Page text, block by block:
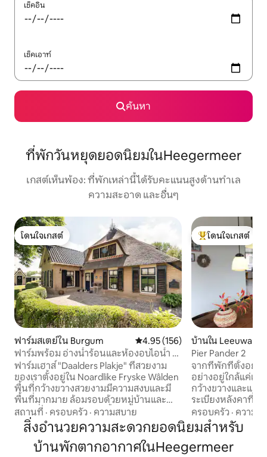
เช็คอิน
เช็คเอาท์
ค้นหา
ที่พักวันหยุดยอดนิยมในHeegermeer
เกสต์เห็นพ้อง: ที่พักเหล่านี้ได้รับคะแนนสูงด้านทำเล
ความสะอาด และอื่นๆ
โดนใจเกสต์
โดนใจเกสต์
ฟาร์มสเตย์ใน Burgum คะแนนเฉลี่ย 4.95 จาก 5, 156 รีวิว
4.95 (156)
ฟาร์มพร้อม อ่างน้ำร้อนและห้องอบไอน้ำ มี
ห้องส่วนตัวสำหรับผู้ชายให้เลือก
ฟาร์มเฮาส์ "Daalders Plakje" ที่สวยงาม
ของเราตั้งอยู่ใน Noardlike Fryske Wâlden
พื้นที่กว้างขวางสวยงามมีความสงบและมี
พื้นที่มากมาย ล้อมรอบด้วยหมู่บ้านและ
เมืองที่สวยงาม รวมอ่างน้ำร้อนและซาวน่า
มีห้องส่วนตัวให้จองเพิ่มได้ สิ่งอำนวยความ
สะดวกที่มี: . ซาวน่า • อ่างน้ำร้อน • Wi-Fi •
เตาผิง • สวนขนาดใหญ่พร้อมระเบียงที่มีที่
สถานที่ · ครอบครัว · ความสบาย
โดนใจเกสต์ที่สุด
โดนใจเกสต์
บ้านใน
Pier Pander 2
จากที่พักที่ตั้งอยู่ใ
อย่างอยู่ใกล้แค่เ
กว้างขวางและแย
ระเบียงหลังคาที่มี
มีหน้าต่างหลายบา
ของ Oldehove ที่มี
สีเขียวที่อุดมไปด้ว
สิ่งอำนวยความสะ
ครอบครัว · ความคุ้
สิ่งอำนวยความสะดวกยอดนิยมสำหรับ
บ้านพักตากอากาศในHeegermeer